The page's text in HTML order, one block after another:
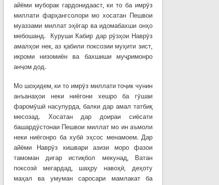
айёми муборак гардонидааст, ки то ба имрӯз
миллати фарҳангсолори мо хосатан Пешвои
муаззами миллат эҳёгар ва идомабахши онҳо
мебошанд. Куруши Кабир дар рӯзҳои Наврӯз
амалҳои нек, аз қабили поксозии муҳити зист,
икроми низомиён ва бахшиши муҷримонро
анҷом дод.
Мо шоҳидем, ки то имрӯз миллати тоҷик чунин
анъанаҳои неки ниёгони хешро ба гӯшаи
фаромӯшӣ насупурда, балки дар амал татбиқ
месозад. Хосатан дар доираи сиёсати
башардӯстонаи Пешвои миллат мо ин аъмоли
неки ниёгонро ба хубӣ эҳсос менамоем. Дар
айёми Наврӯз кишвари азизи моро фазои
тамоман дигар истиқбол мекунад, Ватан
поксозӣ мегардад, шаҳру навоҳӣ, деҳоту
маҳал ва умуман саросари мамлакат ба